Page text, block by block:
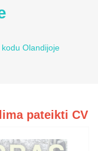
Olandijoje
pateikti CV